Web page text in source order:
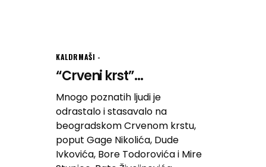
KALDRMAŠI
“Crveni krst”...
Mnogo poznatih ljudi je
odrastalo i stasavalo na
beogradskom Crvenom krstu,
poput Gage Nikolića, Dude
Ivkovića, Bore Todorovića i Mire